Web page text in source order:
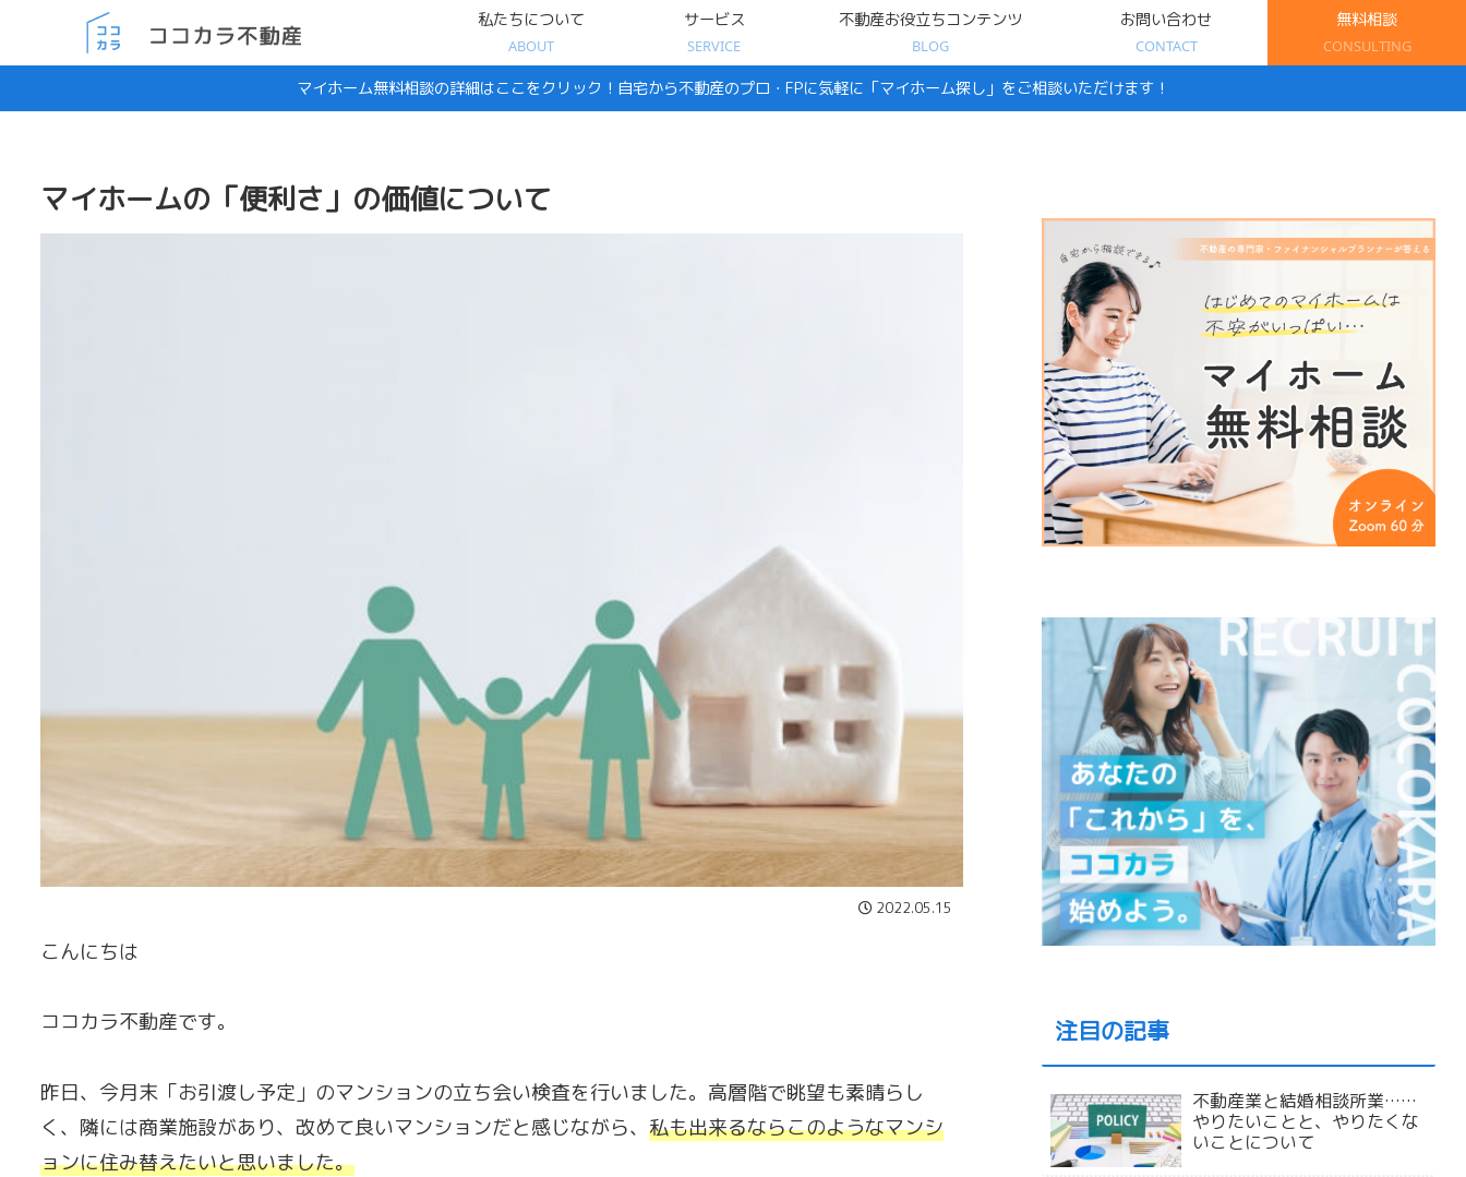
私たちについて
ABOUT
サービス
SERVICE
不動産お役立ちコンテンツ
BLOG
お問い合わせ
CONTACT
無料相談
CONSULTING
マイホーム無料相談の詳細はここをクリック！自宅から不動産のプロ・FPに気軽に「マイホーム探し」をご相談いただけます！
マイホームの「便利さ」の価値について
2022.05.15
こんにちは
ココカラ不動産です。
昨日、今月末「お引渡し予定」のマンションの立ち会い検査を行いました。高層階で眺望も素晴らし
く、隣には商業施設があり、改めて良いマンションだと感じながら、 私も出来るならこのようなマンシ
ョンに住み替えたいと思いました。
注目の記事
不動産業と結婚相談所業……
やりたいことと、やりたくな
いことについて